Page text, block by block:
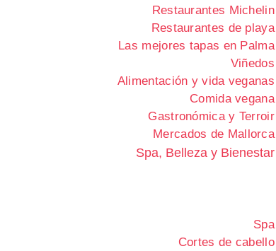
Restaurantes Michelin
Restaurantes de playa
Las mejores tapas en Palma
Viñedos
Alimentación y vida veganas
Comida vegana
Gastronómica y Terroir
Mercados de Mallorca
Spa, Belleza y Bienestar
Spa
Cortes de cabello